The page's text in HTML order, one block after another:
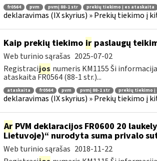
fr0564 pvm pvmį 88-1 str prekių tiekimo į es ataskaita
deklaravimas (IX skyrius) » Prekių tiekimo į
Kaip prekių tiekimo irpaslaugų
Web turinio sąrašas 2025-07-02
Registracijos numeris KM1155 Ši
ataskaita FR0564 (88-1 str.)...
ataskaita fr0564 pvm pvmį 88-1 str prekių tiekimo į
deklaravimas (IX skyrius) » Prekių tiekimo į
ArPVM deklaracijos FR0600 20
Lietuvoje)“ nurodyta suma privalo
Web turinio sąrašas 2018-11-22